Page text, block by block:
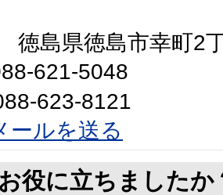
島県徳島市幸町2
621-5048
623-8121
ールを送る
役に立ちましたか